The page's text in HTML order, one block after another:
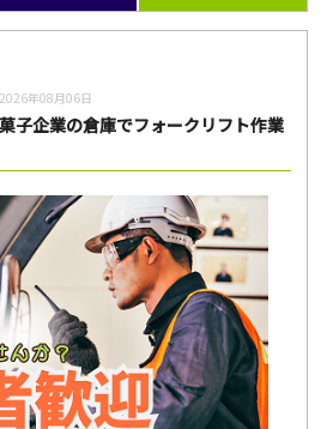
2026年08月06日
子企業の倉庫でフォークリフト作業